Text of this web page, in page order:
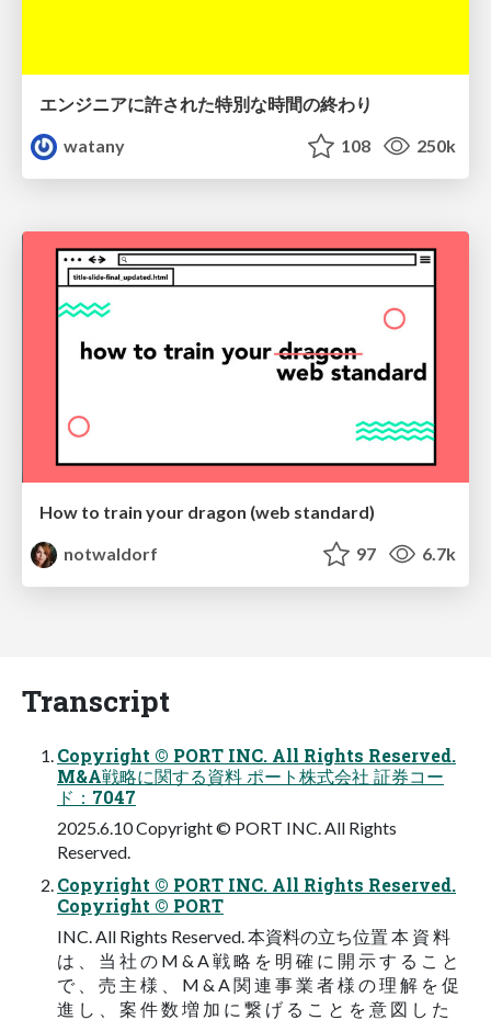
エンジニアに許された特別な時間の終わり
watany
108 250k
How to train your dragon (web standard)
notwaldorf
97 6.7k
Transcript
Copyright © PORT INC. All Rights Reserved.
M&A戦略に関する資料 ポート株式会社 証券コー
ド：7047
2025.6.10 Copyright © PORT INC. All Rights
Reserved.
Copyright © PORT INC. All Rights Reserved.
Copyright © PORT
INC. All Rights Reserved. 本資料の立ち位置 本 資 料
は 、 当 社 の M & A 戦 略 を 明 確 に 開 示 す る こ と
で 、 売 主 様 、 M & A 関 連 事 業 者 様 の 理 解 を 促
進 し 、 案 件 数 増 加 に 繋 げ る こ と を 意 図 し た